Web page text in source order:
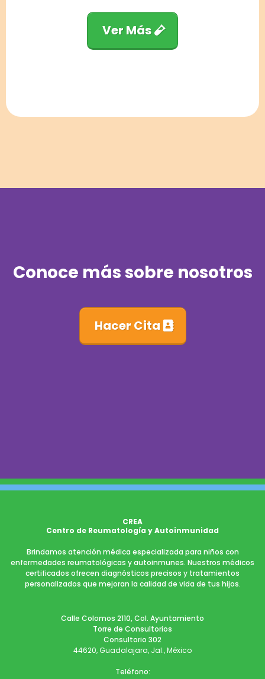
Ver Más
Conoce más sobre nosotros
Hacer Cita
CREA
Centro de Reumatología y Autoinmunidad
Brindamos atención médica especializada para niños con
enfermedades reumatológicas y autoinmunes. Nuestros médicos
certificados ofrecen diagnósticos precisos y tratamientos
personalizados que mejoran la calidad de vida de tus hijos.
Calle Colomos 2110, Col. Ayuntamiento
Torre de Consultorios
Consultorio 302
44620, Guadalajara, Jal., México
Teléfono: